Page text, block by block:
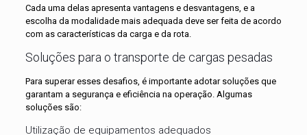
Cada uma delas apresenta vantagens e desvantagens, e a
escolha da modalidade mais adequada deve ser feita de acordo
com as características da carga e da rota.
Soluções para o transporte de cargas pesadas
Para superar esses desafios, é importante adotar soluções que
garantam a segurança e eficiência na operação. Algumas
soluções são:
Utilização de equipamentos adequados